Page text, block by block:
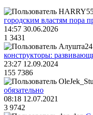
городским властям пора
14:57 30.06.2026
1 3431
конструкторы:
23:27 12.09.2024
155 7386
обязательно
08:18 12.07.2021
3 9742